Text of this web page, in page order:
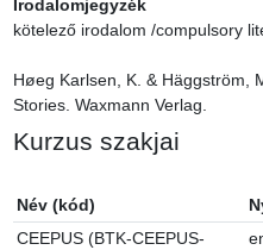
Irodalomjegyzék
kötelező irodalom /compulsory
Høeg Karlsen, K. & Häggström,
Stories. Waxmann Verlag.
Kurzus szakjai
Név (kód)
CEEPUS (BTK-CEEPUS-